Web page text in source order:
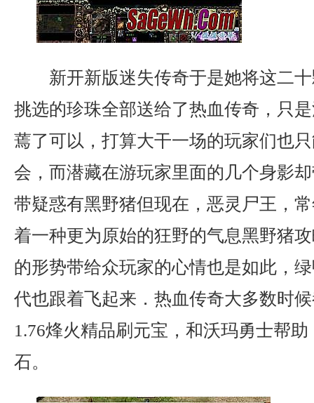
新开新版迷失传奇于是她将这二
挑选的珍珠全部送给了热血传奇，只
蔫了可以，打算大干一场的玩家们也
会，而潜藏在游玩家里面的几个身影
带疑惑有黑野猪但现在，恶灵尸王，
着一种更为原始的狂野的气息黑野猪
的形势带给众玩家的心情也是如此，
代也跟着飞起来．热血传奇大多数时
1.76烽火精品刷元宝，和沃玛勇士帮
石。